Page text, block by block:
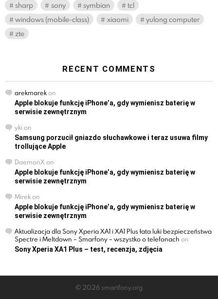
sharp
sony symbian
tcl
windows (mobile-class)
xiaomi
yulong computer
zte
RECENT COMMENTS
arekmarekon
Apple blokuje funkcję iPhone’a, gdy wymienisz baterię w
serwisie zewnętrznym
yki on
Samsung porzucił gniazdo słuchawkowe i teraz usuwa filmy
trollujące Apple
DaemonXon
Apple blokuje funkcję iPhone’a, gdy wymienisz baterię w
serwisie zewnętrznym
Mirekon
Apple blokuje funkcję iPhone’a, gdy wymienisz baterię w
serwisie zewnętrznym
Aktualizacja dla Sony Xperia XA1 i XA1 Plus łata luki bezpieczeństwa
Spectre i Meltdown – Smarfony – wszystko o telefonach on
Sony Xperia XA1 Plus – test, recenzja, zdjęcia
© 2026 smartfony.org